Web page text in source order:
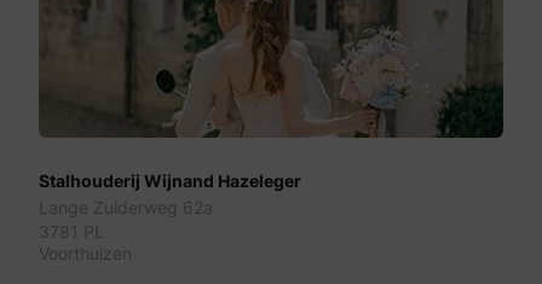
Stalhouderij Wijnand Hazeleger
Lange Zuiderweg 62a
3781 PL
Voorthuizen